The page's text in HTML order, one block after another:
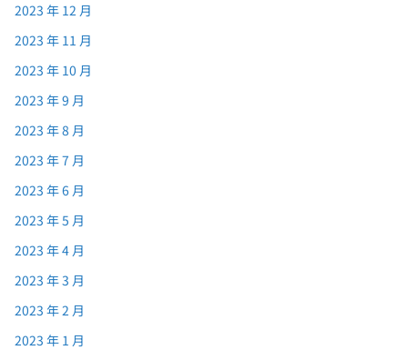
2023 年 12 月
2023 年 11 月
2023 年 10 月
2023 年 9 月
2023 年 8 月
2023 年 7 月
2023 年 6 月
2023 年 5 月
2023 年 4 月
2023 年 3 月
2023 年 2 月
2023 年 1 月